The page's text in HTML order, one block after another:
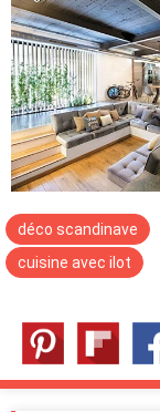
déco scandinave
cuisine avec ilot